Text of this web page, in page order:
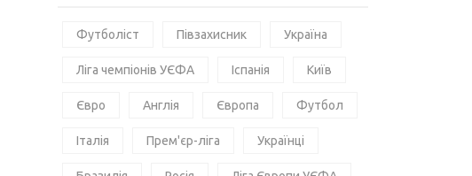
Футболіст Півзахисник Україна
Ліга чемпіонів УЄФА Іспанія Київ
Євро Англія Європа Футбол
Італія Прем'єр-ліга Українці